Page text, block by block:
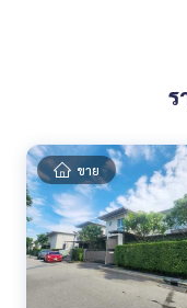
ร
ขาย